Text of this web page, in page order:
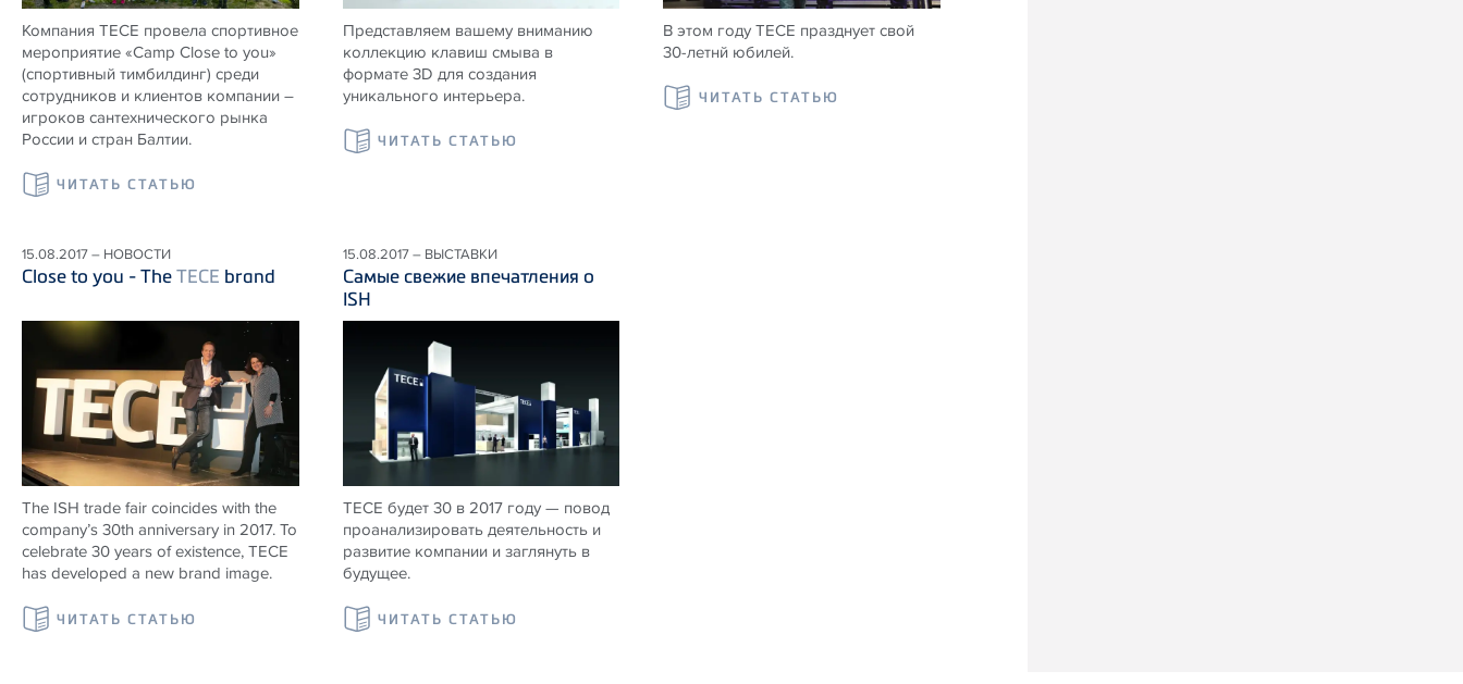
Компания ТЕСЕ провела спортивное
мероприятие «Camp Close to you»
(спортивный тимбилдинг) среди
сотрудников и клиентов компании –
игроков сантехнического рынка
России и стран Балтии.
ЧИТАТЬ СТАТЬЮ
Представляем вашему вниманию
коллекцию клавиш смыва в
формате 3D для создания
уникального интерьера.
ЧИТАТЬ СТАТЬЮ
В этом году ТЕСЕ празднует свой
30-летнй юбилей.
ЧИТАТЬ СТАТЬЮ
15.08.2017 – НОВОСТИ
Close to you - TheTECE brand
The ISH trade fair coincides with the
company’s 30th anniversary in 2017. To
celebrate 30 years of existence, TECE
has developed a new brand image.
ЧИТАТЬ СТАТЬЮ
15.08.2017 – ВЫСТАВКИ
Самые свежие впечатления о
ISH
TECE будет 30 в 2017 году — повод
проанализировать деятельность и
развитие компании и заглянуть в
будущее.
ЧИТАТЬ СТАТЬЮ